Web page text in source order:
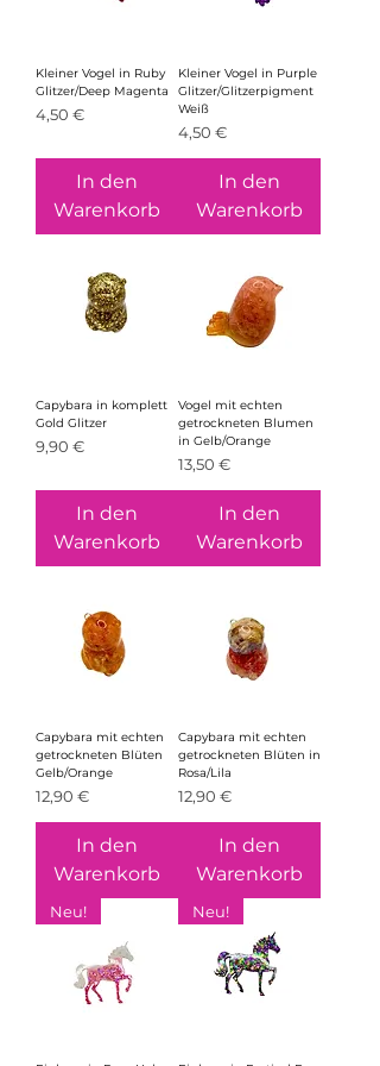
Kleiner Vogel in Ruby
Glitzer/Deep Magenta
Preis
4,50 €
In den
Warenkorb
Kleiner Vogel in Purple
Glitzer/Glitzerpigment
Weiß
Preis
4,50 €
In den
Warenkorb
Capybara in komplett
Gold Glitzer
Preis
9,90 €
In den
Warenkorb
Vogel mit echten
getrockneten Blumen
in Gelb/Orange
Preis
13,50 €
In den
Warenkorb
Capybara mit echten
getrockneten Blüten
Gelb/Orange
Preis
12,90 €
In den
Warenkorb
Capybara mit echten
getrockneten Blüten in
Rosa/Lila
Preis
12,90 €
In den
Warenkorb
Neu! Neu!